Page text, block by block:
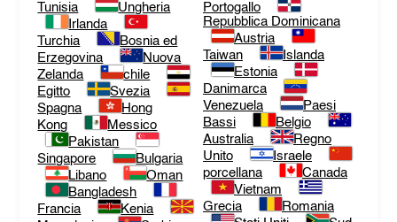
Tunisia
Ungheria
Irlanda
Turchia
Bosnia ed
Erzegovina
Nuova
Zelanda
chile
Egitto
Svezia
Spagna
Hong
Kong
Messico
Pakistan
Singapore
Bulgaria
Libano
Oman
Bangladesh
Francia
Kenia
Portogallo
Repubblica Dominicana
Austria
Taiwan
Islanda
Estonia
Danimarca
Venezuela
Paesi
Bassi
Belgio
Australia
Regno
Unito
Israele
porcellana
Canada
Vietnam
Grecia
Romania